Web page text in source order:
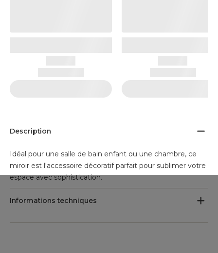
Description
Idéal pour une salle de bain enfant ou une chambre, ce
miroir est l'accessoire décoratif parfait pour sublimer votre
espace avec sophistication.
Informations techniques